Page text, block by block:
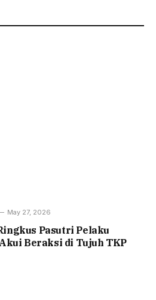
May 27, 2026
Pasutri Pelaku
Beraksi di Tujuh TKP